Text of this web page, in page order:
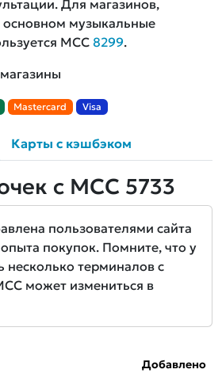
Для магазинов,
музыкальные
МСС 8299.
Mastercard Visa
Карты с кэшбэком
с MCC 5733
пользователями сайта
покупок. Помните, что у
несколько терминалов с
может измениться в
Добавлено